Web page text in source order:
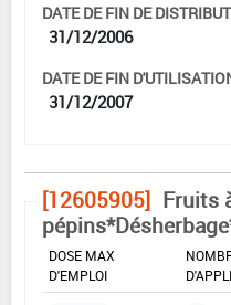
DATE DE FIN DE
31/12/2006
DATE DE FIN
31/12/2007
[12605905] Fruits
DOSE MAX
D'EMPLOI